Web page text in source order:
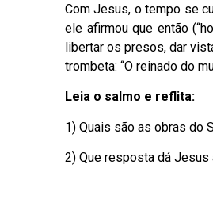
Com Jesus, o tempo se
ele afirmou que então
libertar os presos, dar
trombeta: “O reinado do
Leia o salmo e reflita:
1) Quais são as obras do
2) Que resposta dá Jesus